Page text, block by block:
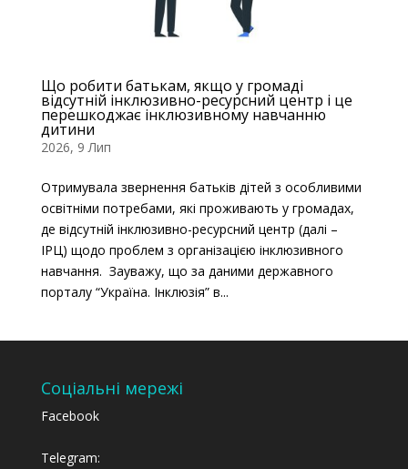
Що робити батькам, якщо у громаді
відсутній інклюзивно-ресурсний центр і це
перешкоджає інклюзивному навчанню
дитини
2026, 9 Лип
Отримувала звернення батьків дітей з особливими
освітніми потребами, які проживають у громадах,
де відсутній інклюзивно-ресурсний центр (далі –
ІРЦ) щодо проблем з організацією інклюзивного
навчання. Зауважу, що за даними державного
порталу “Україна. Інклюзія” в...
Соціальні мережі
Facebook
Telegram: